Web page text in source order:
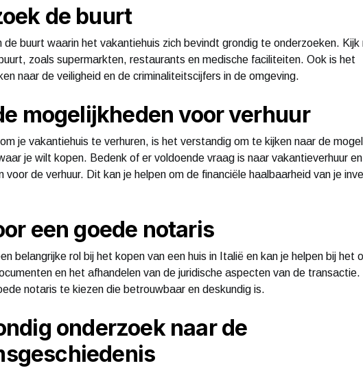
de buurt
de buurt waarin het vakantiehuis zich bevindt grondig te onderzoeken. Kijk
zoals supermarkten, restaurants en medische faciliteiten. Ook is het
naar de veiligheid en de criminaliteitscijfers in de omgeving.
mogelijkheden voor verhuur
je vakantiehuis te verhuren, is het verstandig om te kijken naar de
je wilt kopen. Bedenk of er voldoende vraag is naar vakantieverhuur
voor de verhuur. Dit kan je helpen om de financiële haalbaarheid van je
een goede notaris
belangrijke rol bij het kopen van een huis in Italië en kan je helpen bij het
en het afhandelen van de juridische aspecten van de transactie.
notaris te kiezen die betrouwbaar en deskundig is.
onderzoek naar de